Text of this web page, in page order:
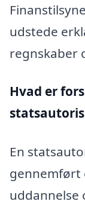
udstede
regnskaber
Hvad er
En
gennemført
uddannelse